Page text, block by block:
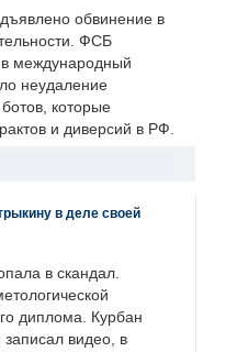
обвинение в
ФСБ
международный
неудаление
которые
и диверсий в РФ.
в деле своей
в скандал.
диплома. Курбан
видео, в